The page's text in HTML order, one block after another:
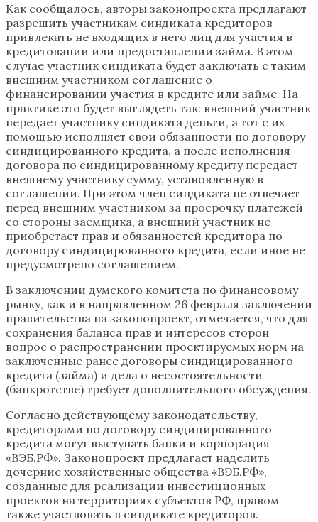
Как сообщалось, авторы законопроекта предлагают
разрешить участникам синдиката кредиторов
привлекать не входящих в него лиц для участия в
кредитовании или предоставлении займа. В этом
случае участник синдиката будет заключать с таким
внешним участником соглашение о
финансировании участия в кредите или займе. На
практике это будет выглядеть так: внешний участник
передает участнику синдиката деньги, а тот с их
помощью исполняет свои обязанности по договору
синдицированного кредита, а после исполнения
договора по синдицированному кредиту передает
внешнему участнику сумму, установленную в
соглашении. При этом член синдиката не отвечает
перед внешним участником за просрочку платежей
со стороны заемщика, а внешний участник не
приобретает прав и обязанностей кредитора по
договору синдицированного кредита, если иное не
предусмотрено соглашением.
В заключении думского комитета по финансовому
рынку, как и в направленном 26 февраля заключении
правительства на законопроект, отмечается, что для
сохранения баланса прав и интересов сторон
вопрос о распространении проектируемых норм на
заключенные ранее договоры синдицированного
кредита (займа) и дела о несостоятельности
(банкротстве) требует дополнительного обсуждения.
Согласно действующему законодательству,
кредиторами по договору синдицированного
кредита могут выступать банки и корпорация
«ВЭБ.РФ». Законопроект предлагает наделить
дочерние хозяйственные общества «ВЭБ.РФ»,
созданные для реализации инвестиционных
проектов на территориях субъектов РФ, правом
также участвовать в синдикате кредиторов.